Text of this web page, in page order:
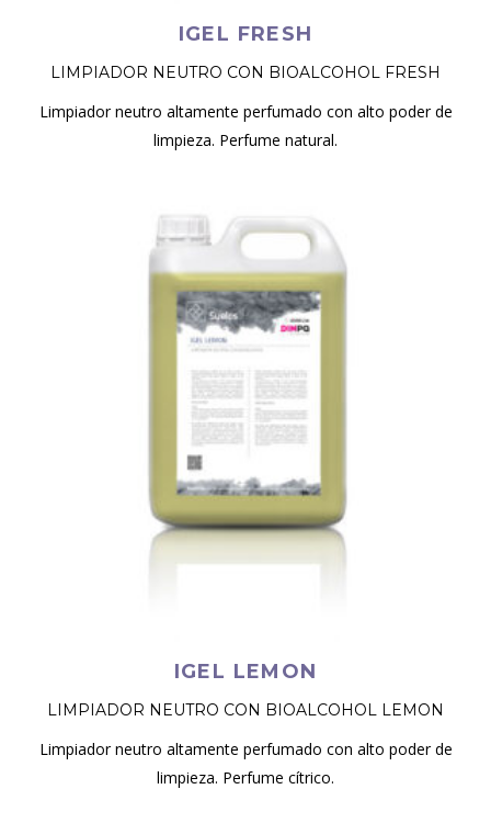
IGEL FRESH
LIMPIADOR NEUTRO CON BIOALCOHOL FRESH
Limpiador neutro altamente perfumado con alto poder de
limpieza. Perfume natural.
IGEL LEMON
LIMPIADOR NEUTRO CON BIOALCOHOL LEMON
Limpiador neutro altamente perfumado con alto poder de
limpieza. Perfume cítrico.